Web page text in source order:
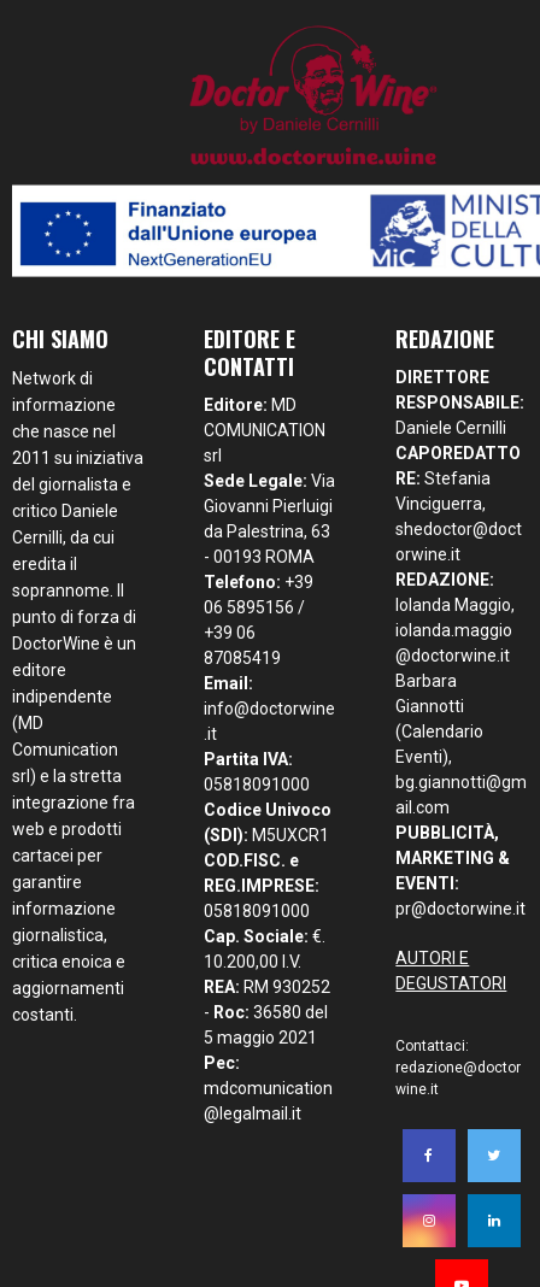
CHI SIAMO
Network di
informazione
che nasce nel
2011 su iniziativa
del giornalista e
critico Daniele
Cernilli, da cui
eredita il
soprannome. Il
punto di forza di
DoctorWine è un
editore
indipendente
(MD
Comunication
srl) e la stretta
integrazione fra
web e prodotti
cartacei per
garantire
informazione
giornalistica,
critica enoica e
aggiornamenti
costanti.
EDITORE E
CONTATTI
Editore: MD
COMUNICATION
srl
Sede Legale: Via
Giovanni Pierluigi
da Palestrina, 63
- 00193 ROMA
Telefono: +39
06 5895156 /
+39 06
87085419
Email:
info@doctorwine
.it
Partita IVA:
05818091000
Codice Univoco
(SDI): M5UXCR1
COD.FISC. e
REG.IMPRESE:
05818091000
Cap. Sociale: €.
10.200,00 I.V.
REA: RM 930252
- Roc: 36580 del
5 maggio 2021
Pec:
mdcomunication
@legalmail.it
REDAZIONE
DIRETTORE
RESPONSABILE:
Daniele Cernilli
CAPOREDATTO
RE: Stefania
Vinciguerra,
shedoctor@doct
orwine.it
REDAZIONE:
Iolanda Maggio,
iolanda.maggio
@doctorwine.it
Barbara
Giannotti
(Calendario
Eventi),
bg.giannotti@gm
ail.com
PUBBLICITÀ,
MARKETING &
EVENTI:
pr@doctorwine.it
AUTORI E
DEGUSTATORI
Contattaci:
redazione@doctor
wine.it